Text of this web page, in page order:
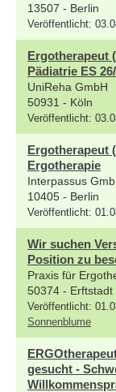
13507 - Berlin
Veröffentlicht:
Ergotherapeut
Pädiatrie ES
UniReha GmbH
50931 - Köln
Veröffentlicht:
Ergotherapeut
Ergotherapie
Interpassus
10405 - Berlin
Veröffentlicht:
Wir suchen
Position zu
Praxis für
50374 - Erftstadt
Veröffentlicht:
Sonnenblume
gesucht -